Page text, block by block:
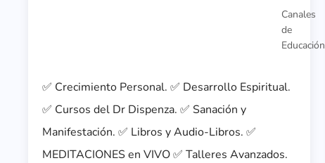
Canales
de
Educación
✅ Crecimiento Personal. ✅ Desarrollo Espiritual.
✅ Cursos del Dr Dispenza. ✅ Sanación y
Manifestación. ✅ Libros y Audio-Libros. ✅
MEDITACIONES en VIVO ✅ Talleres Avanzados.